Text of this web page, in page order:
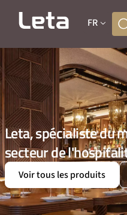
FR
Leta, spécialiste du
secteur de
Voir tous les produits